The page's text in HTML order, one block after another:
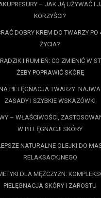
– JAK JĄ UŻYWAĆ I
KORZYŚCI?
DOBRY KREM DO TWARZY PO
ŻYCIA?
I RUMIEŃ: CO ZMIENIĆ W
ŻEBY POPRAWIĆ SKÓRĘ
PIELĘGNACJA TWARZY:
ZASADY I SZYBKIE WSKAZÓWKI
– WŁAŚCIWOŚCI,
W PIELĘGNACJI SKÓRY
NATURALNE OLEJKI DO
RELAKSACYJNEGO
DLA MĘŻCZYZN:
PIELĘGNACJA SKÓRY I ZAROSTU